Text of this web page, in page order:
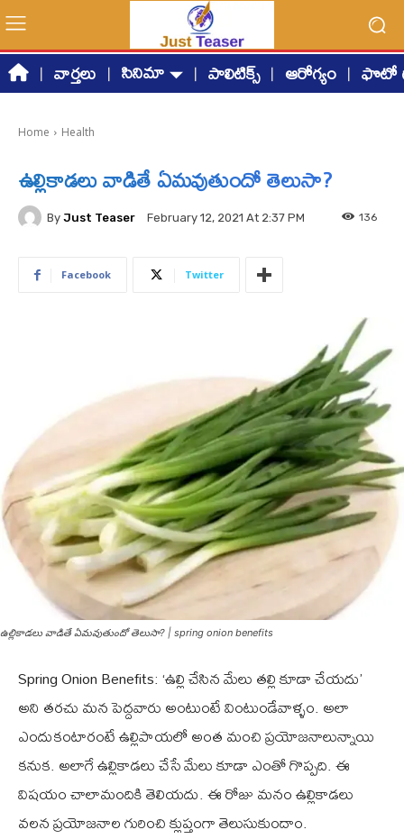
వార్తలు సినిమా పాలిటిక్స్ ఆరోగ్యం ఫొటో
Home Health
ఉల్లికాడలు వాడితే ఏమవుతుందో తెలుసా?
By Just Teaser February 12, 2021 At 2:37 PM 136
Facebook Twitter
ఉల్లికాడలు వాడితే ఏమవుతుందో తెలుసా? | spring onion benefits
Spring Onion Benefits: ‘ఉల్లి చేసిన మేలు తల్లి కూడా చేయదు’
అని తరచు మన పెద్దవారు అంటుంటే వింటుండేవాళ్ళం. అలా
ఎందుకంటారంటే ఉల్లిపాయలో అంత మంచి ప్రయోజనాలున్నాయి
కనుక. అలాగే ఉల్లికాడలు చేసే మేలు కూడా ఎంతో గొప్పది. ఈ
విషయం చాలామందికి తెలియదు. ఈ రోజు మనం ఉల్లికాడలు
వలన ప్రయోజనాల గురించి క్లుప్తంగా తెలుసుకుందాం.